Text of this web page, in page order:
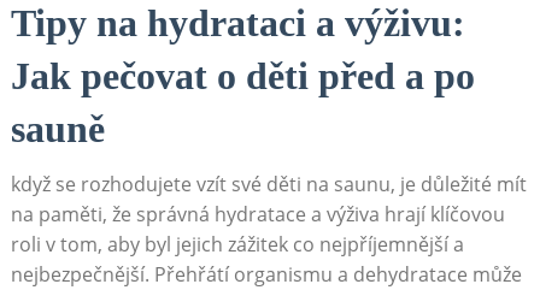
Tipy na hydrataci a výživu:
Jak pečovat o děti před a po
sauně
když se rozhodujete vzít své děti na⁢ saunu, je důležité mít
na ‍paměti, že správná‌ hydratace a‍ výživa hrají klíčovou
roli v tom, aby byl jejich zážitek co nejpříjemnější a
‍nejbezpečnější. Přehřátí organismu a dehydratace může